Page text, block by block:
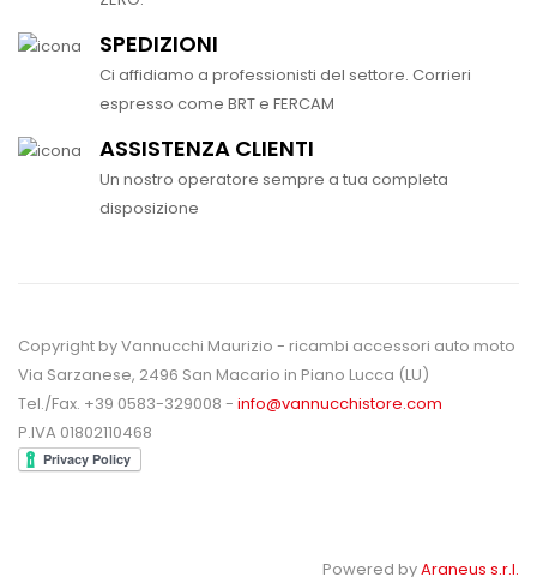
SPEDIZIONI
Ci affidiamo a professionisti del settore. Corrieri
espresso come BRT e FERCAM
ASSISTENZA CLIENTI
Un nostro operatore sempre a tua completa
disposizione
Copyright by Vannucchi Maurizio - ricambi accessori auto moto
Via Sarzanese, 2496 San Macario in Piano Lucca (LU)
Tel./Fax. +39 0583-329008 - info@vannucchistore.com
P.IVA 01802110468
Powered byAraneus s.r.l.